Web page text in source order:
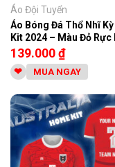
Áo Đội Tuyển
Áo Bóng Đá Thổ Nhĩ Kỳ
Kit 2024 – Màu Đỏ Rực
139.000₫
MUA NGAY